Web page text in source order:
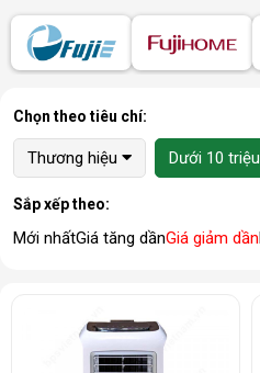
Chọn theo tiêu chí:
Thương hiệu Dưới 10 triệu
Sắp xếp theo:
Mới nhấtGiá tăng dầnGiá giảm dần